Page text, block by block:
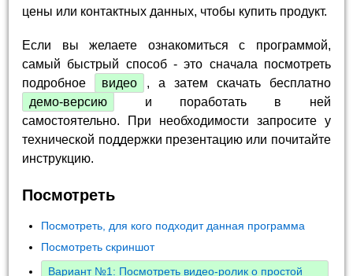
цены или контактных данных, чтобы купить продукт.
Если вы желаете ознакомиться с программой,
самый быстрый способ - это сначала посмотреть
подробное
видео
, а затем скачать бесплатно
демо-версию
и поработать в ней
самостоятельно. При необходимости запросите у
технической поддержки презентацию или почитайте
инструкцию.
Посмотреть
Посмотреть, для кого подходит данная программа
Посмотреть скриншот
Вариант №1: Посмотреть видео-ролик о простой